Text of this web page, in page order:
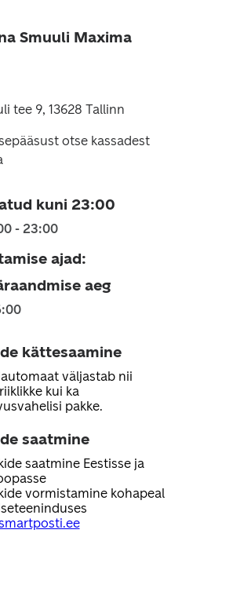
Smuuli Maxima
tee 9, 13628 Tallinn
otse kassadest
kuni 23:00
- 23:00
ajad:
aeg
kättesaamine
väljastab nii
kui ka
pakke.
saatmine
saatmine Eestisse ja
vormistamine kohapeal